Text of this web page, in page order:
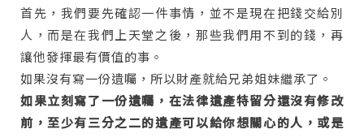
首先，我們要先確認一件事情，並不是現在把錢交給別
人，而是在我們上天堂之後，那些我們用不到的錢，再
讓他發揮最有價值的事。
如果沒有寫一份遺囑，所以財產就給兄弟姐妹繼承了。
如果立刻寫了一份遺囑，在法律遺產特留分還沒有修改
前，至少有三分之二的遺產可以給你想關心的人，或是